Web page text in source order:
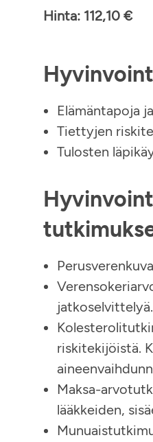
Hinta: 112,10 €
Elämäntapoja
Tiettyjen
Tulosten
jatkoselvittelyä.
riskitekijöistä.
Maksa-
lääkkeiden,